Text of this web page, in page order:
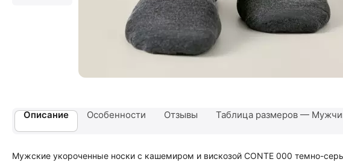
Описание Особенности Отзывы Таблица размеров —
Мужские укороченные носки с кашемиром и вискозой CONTE 000 темно-